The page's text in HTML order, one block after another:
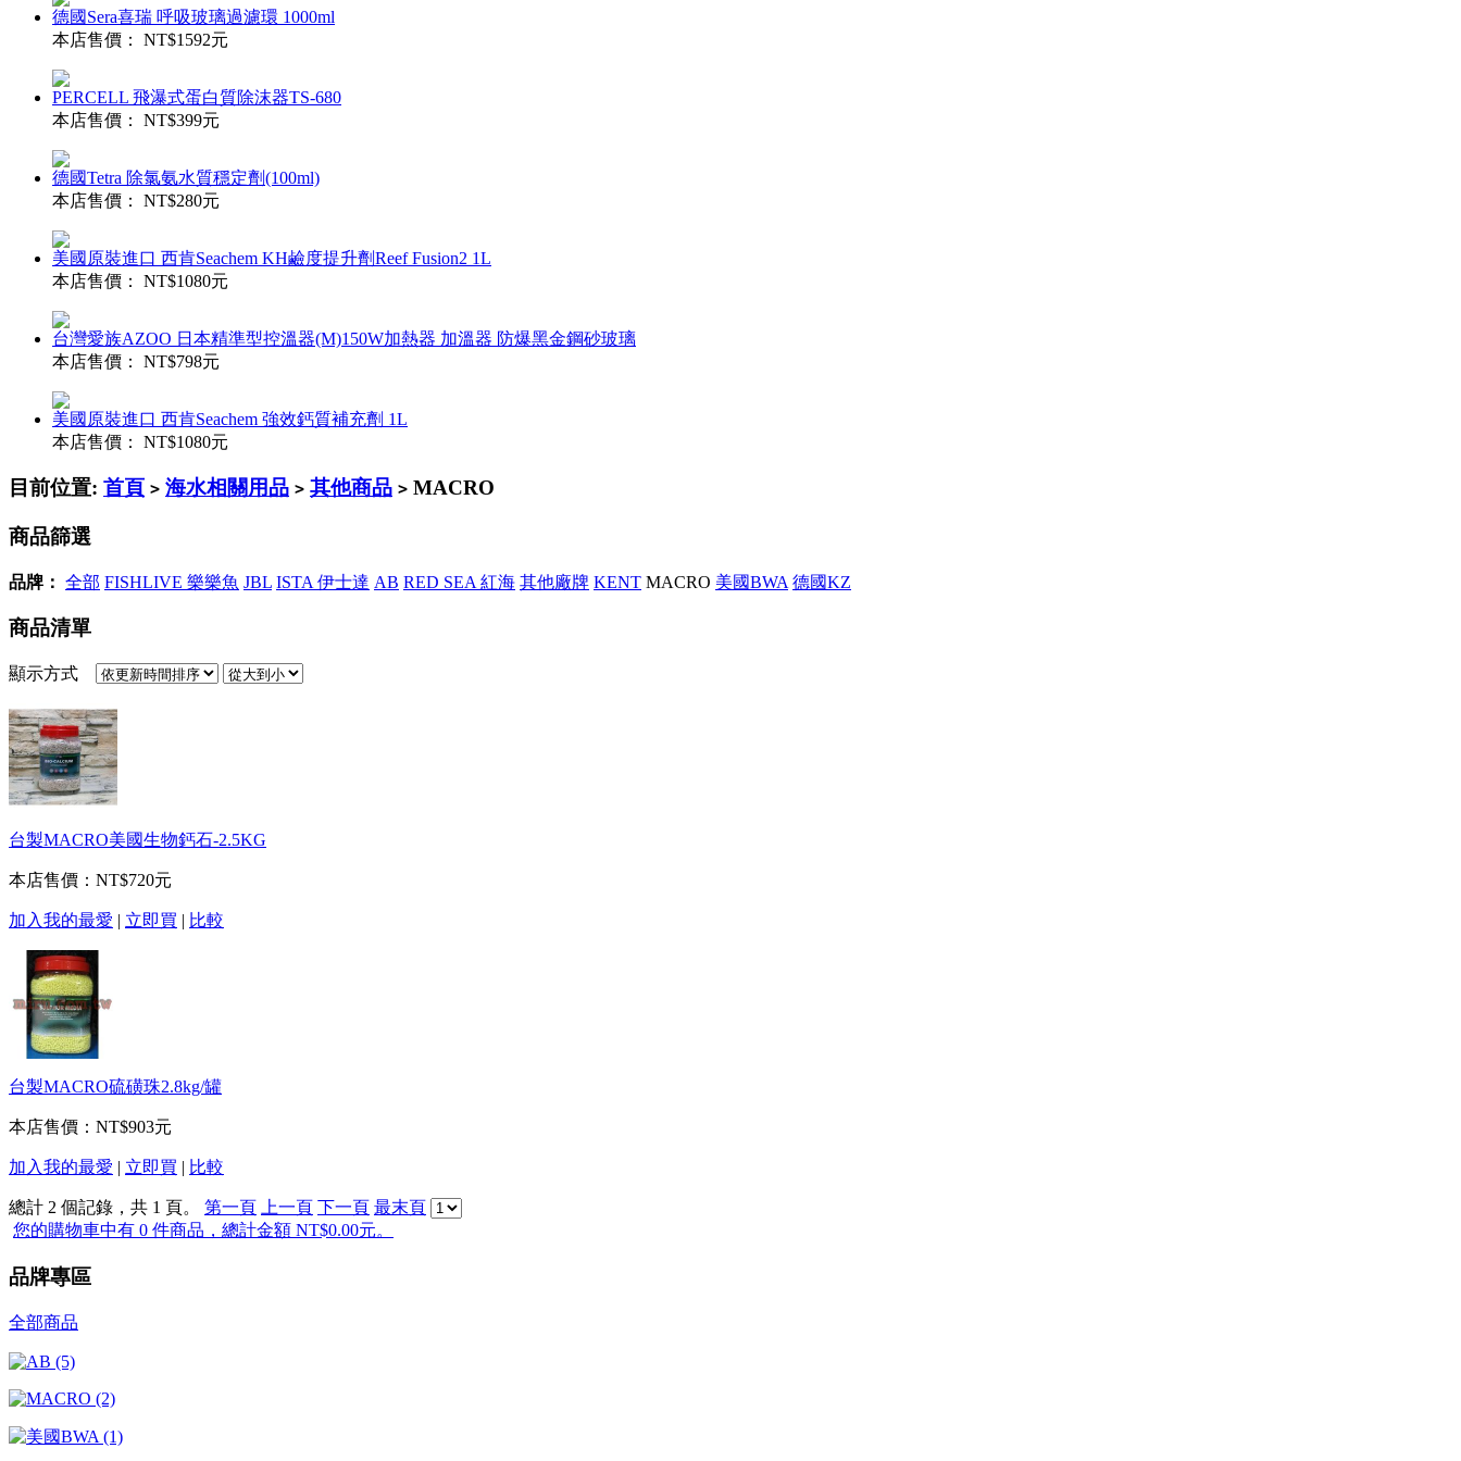
德國Sera喜瑞 呼吸玻璃過濾環 1000ml
本店售價： NT$1592元
PERCELL 飛瀑式蛋白質除沫器TS-680
本店售價： NT$399元
德國Tetra 除氯氨水質穩定劑(100ml)
本店售價： NT$280元
美國原裝進口 西肯Seachem KH鹼度提升劑Reef Fusion2 1L
本店售價： NT$1080元
台灣愛族AZOO 日本精準型控溫器(M)150W加熱器 加溫器 防爆黑金鋼砂玻璃
本店售價： NT$798元
美國原裝進口 西肯Seachem 強效鈣質補充劑 1L
本店售價： NT$1080元
目前位置: 首頁 > 海水相關用品 > 其他商品 > MACRO
商品篩選
品牌： 全部 FISHLIVE 樂樂魚 JBL ISTA 伊士達 AB RED SEA 紅海 其他廠牌 KENT MACRO 美國BWA 德國KZ
商品清單
顯示方式
台製MACRO美國生物鈣石-2.5KG
本店售價： NT$720元
加入我的最愛 | 立即買 | 比較
台製MACRO硫磺珠2.8kg/罐
本店售價： NT$903元
加入我的最愛 | 立即買 | 比較
總計 2 個記錄，共 1 頁。 第一頁 上一頁 下一頁 最末頁
您的購物車中有 0 件商品，總計金額 NT$0.00元。
品牌專區
全部商品